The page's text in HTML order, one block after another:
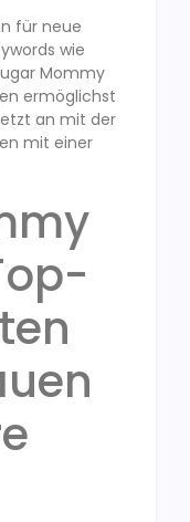
für neue
wie
Mommy
ermöglichst
an mit der
mit einer